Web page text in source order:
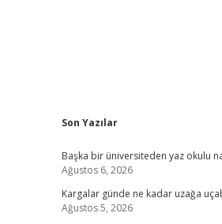
Sidebar
Son Yazılar
Başka bir üniversiteden yaz okulu
Ağustos 6, 2026
Kargalar günde ne kadar uzağa
Ağustos 5, 2026